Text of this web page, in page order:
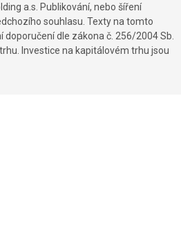
a.s. Publikování, nebo šíření
souhlasu. Texty na tomto
dle zákona č. 256/2004 Sb.
Investice na kapitálovém trhu jsou